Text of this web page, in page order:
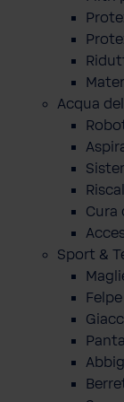
Acqua
Cura
Sport &